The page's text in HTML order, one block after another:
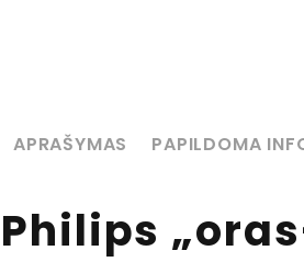
APRAŠYMAS PAPILDOMA
Philips